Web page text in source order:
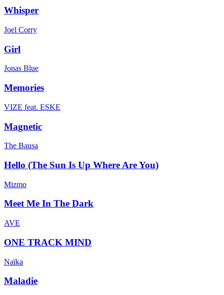
Whisper
Joel Corry
Girl
Jonas Blue
Memories
VIZE feat. ESKE
Magnetic
The Bausa
Hello (The Sun Is Up Where Are You)
Mizmo
Meet Me In The Dark
AVE
ONE TRACK MIND
Naïka
Maladie